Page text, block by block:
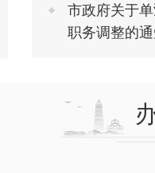
市政府关于
职务调整的